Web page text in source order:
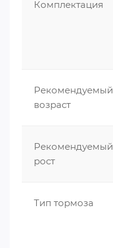
Комплектация
Рекомендуемый
возраст
Рекомендуемый
рост
Тип тормоза